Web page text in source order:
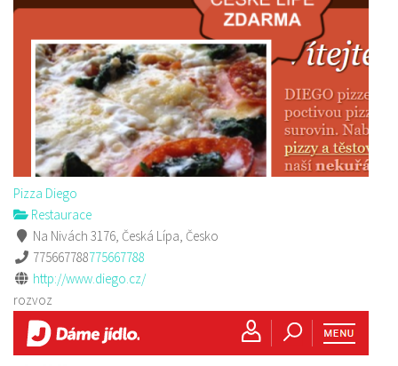
Pizza Diego
Restaurace
Na Nivách 3176, Česká Lípa, Česko
775667788775667788
http://www.diego.cz/
rozvoz